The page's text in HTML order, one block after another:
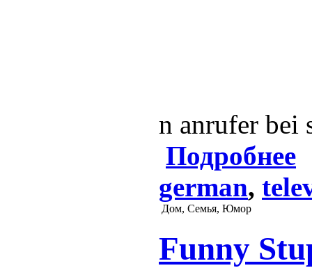
n anrufer bei
Подробнее
german,
Дом, Семья, Юмор
Funny